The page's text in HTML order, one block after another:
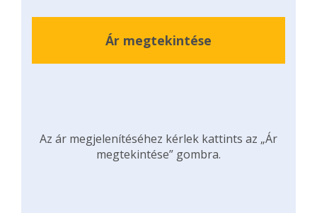
Ár megtekintése
Az ár megjelenítéséhez kérlek kattints az „Ár
megtekintése” gombra.